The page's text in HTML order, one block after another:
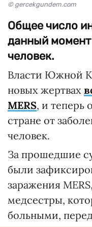
© gercekgundem.com
Общее число
данный момент
человек.
Власти Южной
новых жертвах
MERS, и теперь
стране от
человек.
За прошедшие
были
заражения
медсестры,
больными,